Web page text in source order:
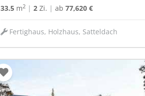
33.5 m2 | 2 Zi. | ab 77,620 €
Fertighaus, Holzhaus, Satteldach